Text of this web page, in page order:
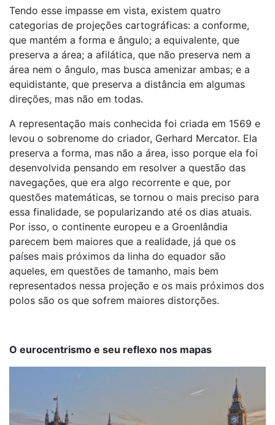
Tendo esse impasse em vista, existem quatro
categorias de projeções cartográficas: a conforme,
que mantém a forma e ângulo; a equivalente, que
preserva a área; a afilática, que não preserva nem a
área nem o ângulo, mas busca amenizar ambas; e a
equidistante, que preserva a distância em algumas
direções, mas não em todas.
A representação mais conhecida foi criada em 1569 e
levou o sobrenome do criador, Gerhard Mercator. Ela
preserva a forma, mas não a área, isso porque ela foi
desenvolvida pensando em resolver a questão das
navegações, que era algo recorrente e que, por
questões matemáticas, se tornou o mais preciso para
essa finalidade, se popularizando até os dias atuais.
Por isso, o continente europeu e a Groenlândia
parecem bem maiores que a realidade, já que os
países mais próximos da linha do equador são
aqueles, em questões de tamanho, mais bem
representados nessa projeção e os mais próximos dos
polos são os que sofrem maiores distorções.
O eurocentrismo e seu reflexo nos mapas